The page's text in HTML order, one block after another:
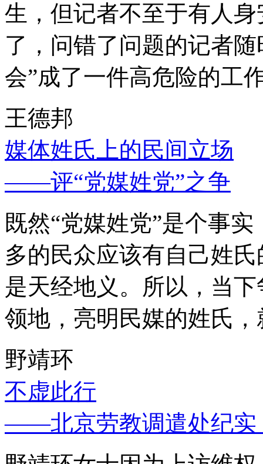
生，但记者不至于有人
了，问错了问题的记者
会”成了一件高危险的工
王德邦
媒体姓氏上的民间立场
——评“党媒姓党”之争
既然“党媒姓党”是个事
多的民众应该有自己姓
是天经地义。所以，当
领地，亮明民媒的姓氏
野靖环
不虚此行
——北京劳教调遣处纪实